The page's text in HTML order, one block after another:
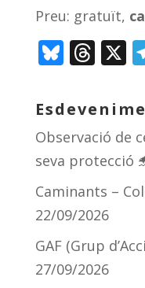
Preu: gratuït,
Bl
e
sk
y
T
re
a
d
s
X
Observació de
seva protecció
Caminants –
22/09/2026
GAF (Grup
27/09/2026